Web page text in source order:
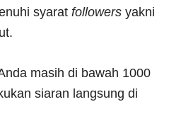
syaratfollowersyakni
masih di bawah 1000
siaran langsung di